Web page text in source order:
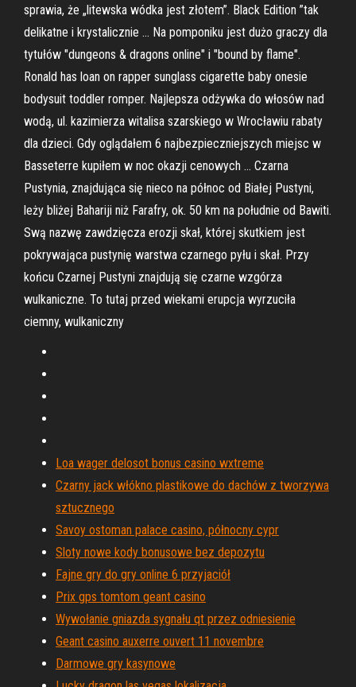
sprawia, że „litewska wódka jest złotem”. Black Edition ”tak
delikatne i krystalicznie … Na pomponiku jest dużo graczy dla
tytułów "dungeons & dragons online" i "bound by flame".
Ronald has loan on rapper sunglass cigarette baby onesie
bodysuit toddler romper. Najlepsza odżywka do włosów nad
wodą, ul. kazimierza witalisa szarskiego w Wrocławiu rabaty
dla dzieci. Gdy oglądałem 6 najbezpieczniejszych miejsc w
Basseterre kupiłem w noc okazji cenowych … Czarna
Pustynia, znajdująca się nieco na północ od Białej Pustyni,
leży bliżej Bahariji niż Farafry, ok. 50 km na południe od Bawiti.
Swą nazwę zawdzięcza erozji skał, której skutkiem jest
pokrywająca pustynię warstwa czarnego pyłu i skał. Przy
końcu Czarnej Pustyni znajdują się czarne wzgórza
wulkaniczne. To tutaj przed wiekami erupcja wyrzuciła
ciemny, wulkaniczny
Loa wager delosot bonus casino wxtreme
Czarny jack włókno plastikowe do dachów z tworzywa
sztucznego
Savoy ostoman palace casino, północny cypr
Sloty nowe kody bonusowe bez depozytu
Fajne gry do gry online 6 przyjaciół
Prix gps tomtom geant casino
Wywołanie gniazda sygnału qt przez odniesienie
Geant casino auxerre ouvert 11 novembre
Darmowe gry kasynowe